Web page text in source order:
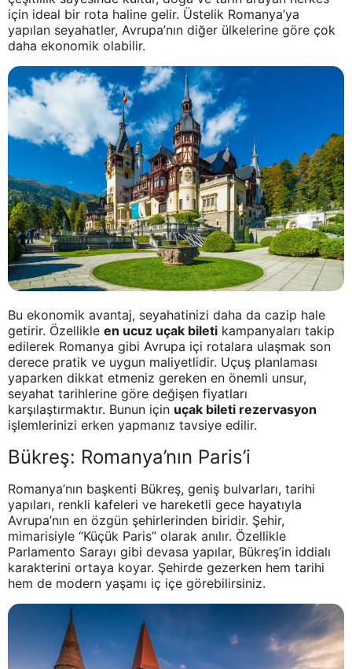
için ideal bir rota haline gelir. Üstelik Romanya’ya
yapılan seyahatler, Avrupa’nın diğer ülkelerine göre çok
daha ekonomik olabilir.
Bu ekonomik avantaj, seyahatinizi daha da cazip hale
getirir. Özellikle en ucuz uçak bileti kampanyaları takip
edilerek Romanya gibi Avrupa içi rotalara ulaşmak son
derece pratik ve uygun maliyetlidir. Uçuş planlaması
yaparken dikkat etmeniz gereken en önemli unsur,
seyahat tarihlerine göre değişen fiyatları
karşılaştırmaktır. Bunun için uçak bileti rezervasyon
işlemlerinizi erken yapmanız tavsiye edilir.
Bükreş: Romanya’nın Paris’i
Romanya’nın başkenti Bükreş, geniş bulvarları, tarihi
yapıları, renkli kafeleri ve hareketli gece hayatıyla
Avrupa’nın en özgün şehirlerinden biridir. Şehir,
mimarisiyle “Küçük Paris” olarak anılır. Özellikle
Parlamento Sarayı gibi devasa yapılar, Bükreş’in iddialı
karakterini ortaya koyar. Şehirde gezerken hem tarihi
hem de modern yaşamı iç içe görebilirsiniz.